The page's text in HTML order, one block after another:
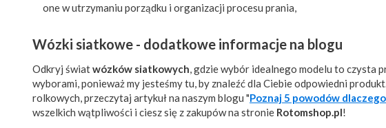
one w utrzymaniu porządku i organizacji procesu prania,
Wózki siatkowe - dodatkowe informacje na blogu
Odkryj światwózków siatkowych, gdzie wybór idealnego modelu to czysta
wyborami, ponieważ my jesteśmy tu, by znaleźć dla Ciebie odpowiedni
rolkowych, przeczytaj artykuł na naszym blogu "Poznaj 5 powodów
wszelkich wątpliwości i ciesz się z zakupów na stronie Rotomshop.pl!